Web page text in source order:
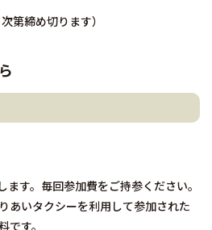
第締め切ります）
す。毎回参加費をご持参ください。
あいタクシーを利用して参加された
す。